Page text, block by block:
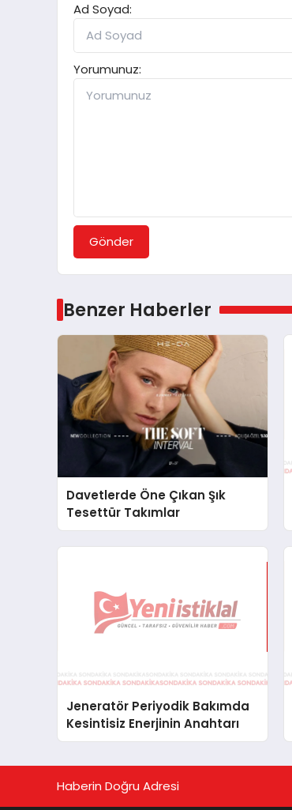
Ad Soyad:
Yorumunuz:
Gönder
Benzer Haberler
Davetlerde Öne Çıkan Şık
Tesettür Takımlar
Jeneratör Periyodik Bakımda
Kesintisiz Enerjinin Anahtarı
Haberin Doğru Adresi